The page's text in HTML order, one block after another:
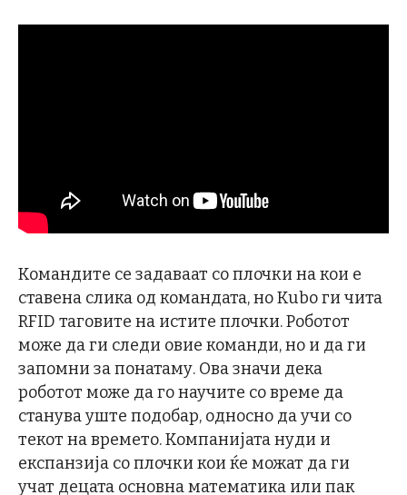
Командите се задаваат со плочки на кои е
ставена слика од командата, но Kubo ги чита
RFID таговите на истите плочки. Роботот
може да ги следи овие команди, но и да ги
запомни за понатаму. Ова значи дека
роботот може да го научите со време да
станува уште подобар, односно да учи со
текот на времето. Компанијата нуди и
експанзија со плочки кои ќе можат да ги
учат децата основна математика или пак